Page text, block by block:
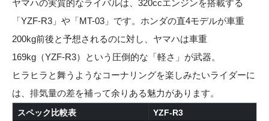
ヤマハの実質的なライバルは、320ccエンジンを搭載する
「YZF-R3」や「MT-03」です。ホンダの直4モデルが車重
200kg前後と予想されるのに対し、ヤマハは車重
169kg（YZF-R3）という圧倒的な「軽さ」が武器。
ヒラヒラと舞うようなコーナリングを楽しみたいライダーに
は、排気量の差を補って余りある魅力があります。
スペック比較表 YZF-R3